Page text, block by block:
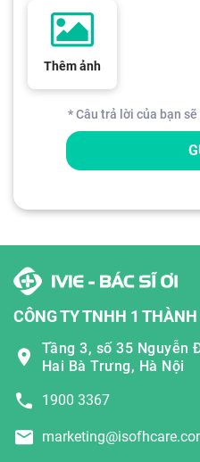
Thêm ảnh
* Câu trả lời của bạn
CÔNG TY TNHH 1
Tầng 3, số 35 Nguyễn
Hai Bà Trưng, Hà Nội
1900 3367